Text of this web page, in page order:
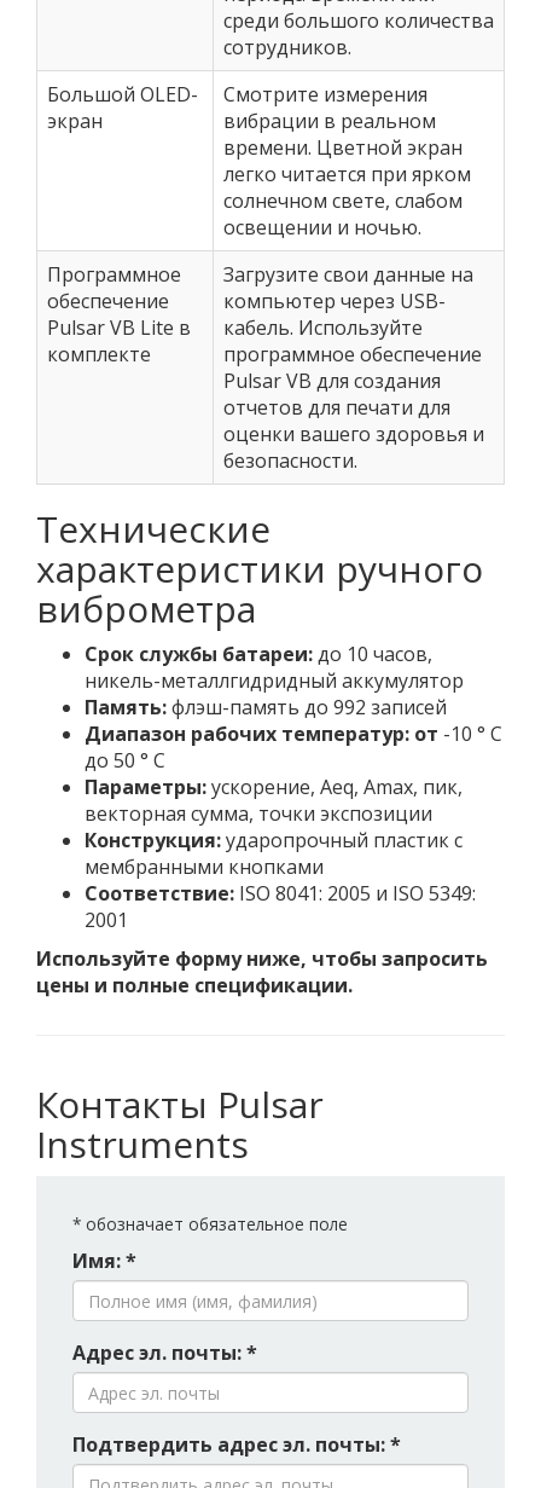
среди большого количества
сотрудников.
Большой OLED-
экран
Смотрите измерения
вибрации в реальном
времени. Цветной экран
легко читается при ярком
солнечном свете, слабом
освещении и ночью.
Программное
обеспечение
Pulsar VB Lite в
комплекте
Загрузите свои данные на
компьютер через USB-
кабель. Используйте
программное обеспечение
Pulsar VB для создания
отчетов для печати для
оценки вашего здоровья и
безопасности.
Технические
характеристики ручного
виброметра
Срок службы батареи:до 10 часов,
никель-металлгидридный аккумулятор
Память:флэш-память до 992 записей
Диапазон рабочих температур: от -10 ° C
до 50 ° C
Параметры:ускорение, Aeq, Amax, пик,
векторная сумма, точки экспозиции
Конструкция:ударопрочный пластик с
мембранными кнопками
Соответствие: ISO 8041: 2005 и ISO 5349:
2001
Используйте форму ниже, чтобы запросить
цены и полные спецификации.
Контакты Pulsar
Instruments
* обозначает обязательное поле
Имя: *
Адрес эл. почты: *
Подтвердить адрес эл. почты: *